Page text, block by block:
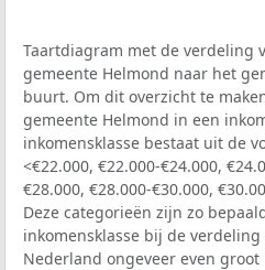
Taartdiagram met de verdeling
gemeente Helmond naar het
buurt. Om dit overzicht te
gemeente Helmond in een
inkomensklasse bestaat uit de
<€22.000, €22.000-€24.000,
€28.000, €28.000-€30.000,
Deze categorieën zijn zo
inkomensklasse bij de
Nederland ongeveer even groot